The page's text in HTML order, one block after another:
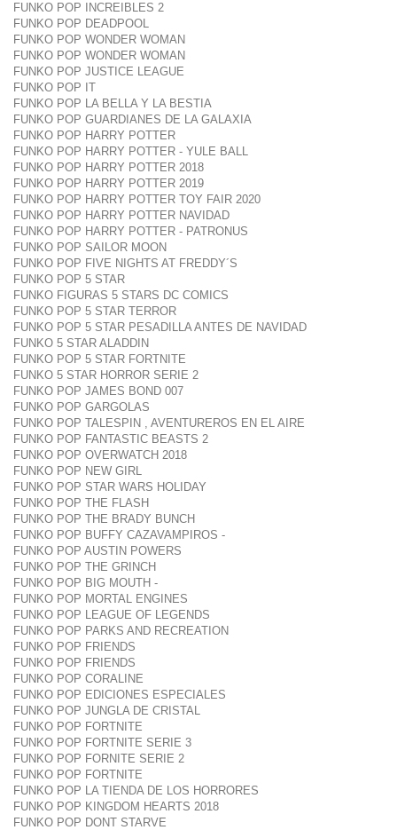
FUNKO POP INCREIBLES 2
FUNKO POP DEADPOOL
FUNKO POP WONDER WOMAN
FUNKO POP WONDER WOMAN
FUNKO POP JUSTICE LEAGUE
FUNKO POP IT
FUNKO POP LA BELLA Y LA BESTIA
FUNKO POP GUARDIANES DE LA GALAXIA
FUNKO POP HARRY POTTER
FUNKO POP HARRY POTTER - YULE BALL
FUNKO POP HARRY POTTER 2018
FUNKO POP HARRY POTTER 2019
FUNKO POP HARRY POTTER TOY FAIR 2020
FUNKO POP HARRY POTTER NAVIDAD
FUNKO POP HARRY POTTER - PATRONUS
FUNKO POP SAILOR MOON
FUNKO POP FIVE NIGHTS AT FREDDY´S
FUNKO POP 5 STAR
FUNKO FIGURAS 5 STARS DC COMICS
FUNKO POP 5 STAR TERROR
FUNKO POP 5 STAR PESADILLA ANTES DE NAVIDAD
FUNKO 5 STAR ALADDIN
FUNKO POP 5 STAR FORTNITE
FUNKO 5 STAR HORROR SERIE 2
FUNKO POP JAMES BOND 007
FUNKO POP GARGOLAS
FUNKO POP TALESPIN , AVENTUREROS EN EL AIRE
FUNKO POP FANTASTIC BEASTS 2
FUNKO POP OVERWATCH 2018
FUNKO POP NEW GIRL
FUNKO POP STAR WARS HOLIDAY
FUNKO POP THE FLASH
FUNKO POP THE BRADY BUNCH
FUNKO POP BUFFY CAZAVAMPIROS -
FUNKO POP AUSTIN POWERS
FUNKO POP THE GRINCH
FUNKO POP BIG MOUTH -
FUNKO POP MORTAL ENGINES
FUNKO POP LEAGUE OF LEGENDS
FUNKO POP PARKS AND RECREATION
FUNKO POP FRIENDS
FUNKO POP FRIENDS
FUNKO POP CORALINE
FUNKO POP EDICIONES ESPECIALES
FUNKO POP JUNGLA DE CRISTAL
FUNKO POP FORTNITE
FUNKO POP FORTNITE SERIE 3
FUNKO POP FORNITE SERIE 2
FUNKO POP FORTNITE
FUNKO POP LA TIENDA DE LOS HORRORES
FUNKO POP KINGDOM HEARTS 2018
FUNKO POP DONT STARVE